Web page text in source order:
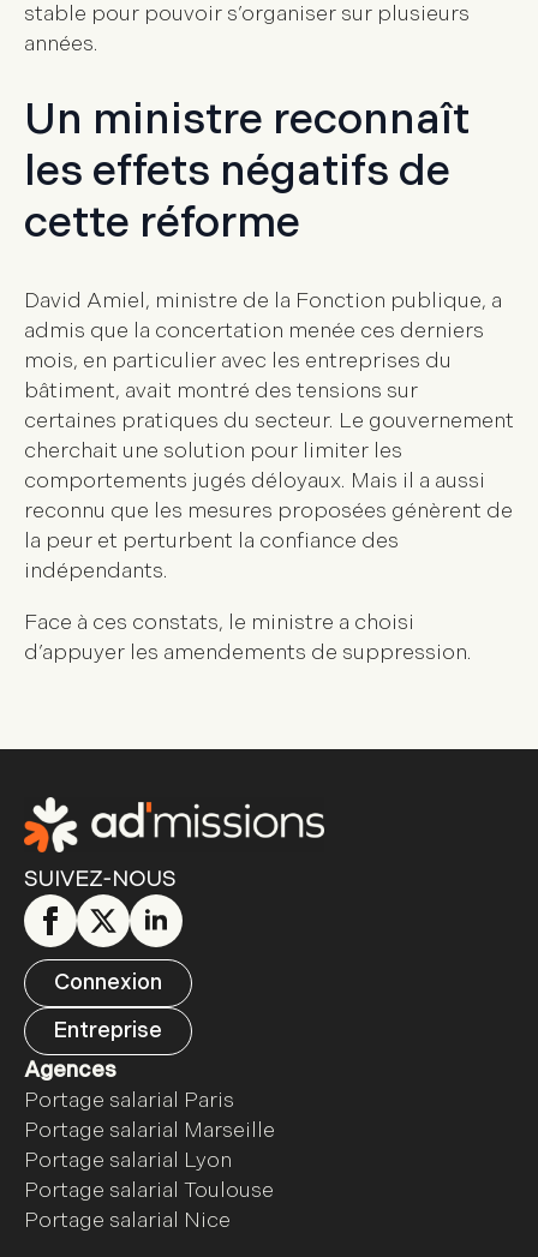
stable pour pouvoir s’organiser sur plusieurs
années.
Un ministre reconnaît
les effets négatifs de
cette réforme
David Amiel, ministre de la Fonction publique, a
admis que la concertation menée ces derniers
mois, en particulier avec les entreprises du
bâtiment, avait montré des tensions sur
certaines pratiques du secteur. Le gouvernement
cherchait une solution pour limiter les
comportements jugés déloyaux. Mais il a aussi
reconnu que les mesures proposées génèrent de
la peur et perturbent la confiance des
indépendants.
Face à ces constats, le ministre a choisi
d’appuyer les amendements de suppression.
SUIVEZ-NOUS
Connexion
Entreprise
Agences
Portage salarial Paris
Portage salarial Marseille
Portage salarial Lyon
Portage salarial Toulouse
Portage salarial Nice